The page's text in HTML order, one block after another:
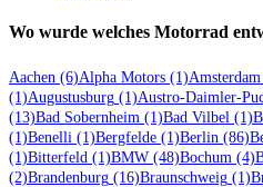
Wo wurde welches Motorrad
Aachen (6)Alpha Motors (1)Amsterdam
(1)Augustusburg (1)Austro-Daimler-
(13)Bad Sobernheim (1)Bad Vilbel (1)
(1)Benelli (1)Bergfelde (1)Berlin (86)
(1)Bitterfeld (1)BMW (48)Bochum (4)
(2)Brandenburg (16)Braunschweig (1)